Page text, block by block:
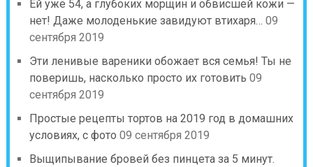
Ей уже 54, а глубоких морщин и обвисшей кожи —
нет! Даже молоденькие завидуют втихаря… 09
сентября 2019
Эти ленивые вареники обожает вся семья! Ты не
поверишь, насколько просто их готовить 09
сентября 2019
Простые рецепты тортов на 2019 год в домашних
условиях, с фото 09 сентября 2019
Выщипывание бровей без пинцета за 5 минут.